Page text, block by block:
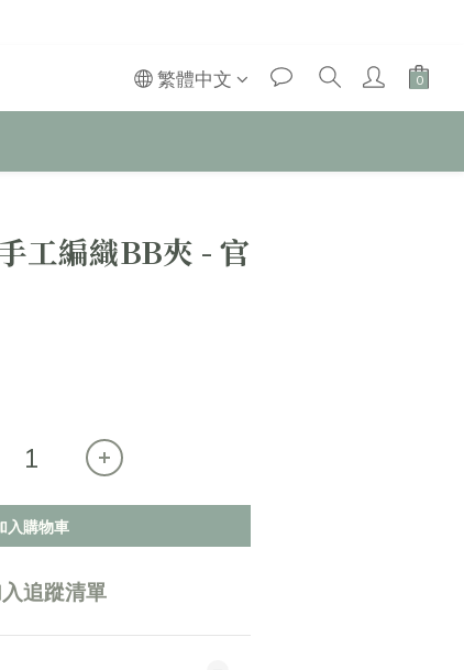
繁體中文
工編織BB夾 - 官
入購物車
追蹤清單